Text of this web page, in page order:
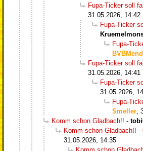
Fupa-Ticker soll
31.05.2026, 14:42
Fupa-Ticker
Fupa-
Fupa-Ticker soll
31.05.2026, 14:41
Fupa-Ticker
31.05.2026,
Fupa-
Smeller
Komm schon Gladbach!! -
Komm schon Gladbach!! -
31.05.2026, 14:35